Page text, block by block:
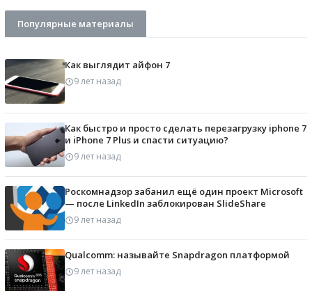
Популярные материалы
Как выглядит айфон 7
9 лет назад
Как быстро и просто сделать перезагрузку iphone 7
и iPhone 7 Plus и спасти ситуацию?
9 лет назад
Роскомнадзор забанил ещё один проект Microsoft
— после LinkedIn заблокирован SlideShare
9 лет назад
Qualcomm: называйте Snapdragon платформой
9 лет назад